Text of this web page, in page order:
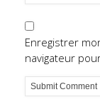
Enregistrer
navigateur